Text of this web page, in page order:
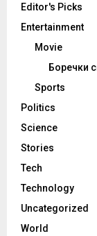
Editor's Picks
Entertainment
Movie
Боречки
Sports
Politics
Science
Stories
Tech
Technology
Uncategorized
World